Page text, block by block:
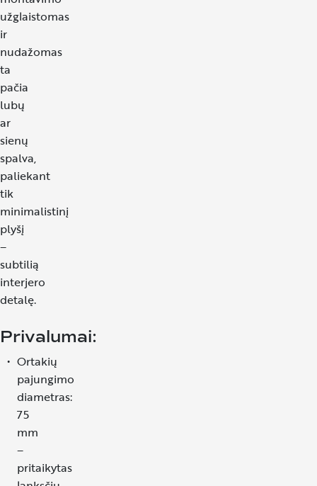
užglaistomas
ir
nudažomas
ta
pačia
lubų
ar
sienų
spalva,
paliekant
tik
minimalistinį
plyšį
–
subtilią
interjero
detalę.
Privalumai:
Ortakių
pajungimo
diametras:
75
mm
–
pritaikytas